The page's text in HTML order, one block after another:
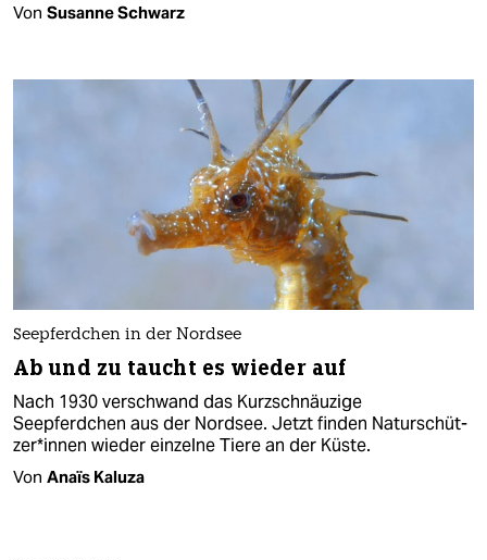
Von Susanne Schwarz
Seepferdchen in der Nordsee
Ab und zu taucht es wieder auf
Nach 1930 verschwand das Kurzschnäuzige
Seepferdchen aus der Nordsee. Jetzt finden Na­tur­schüt­
ze­r*in­nen wieder einzelne Tiere an der Küste.
Von Anaïs Kaluza